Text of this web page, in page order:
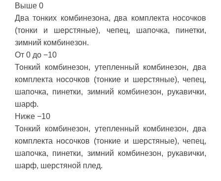
Выше 0
Два тонких комбинезона, два комплекта носочков
(тонки и шерстяные), чепец, шапочка, пинетки,
зимний комбинезон.
От 0 до −10
Тонкий комбинезон, утепленный комбинезон, два
комплекта носочков (тонкие и шерстяные), чепец,
шапочка, пинетки, зимний комбинезон, рукавички,
шарф.
Ниже −10
Тонкий комбинезон, утепленный комбинезон, два
комплекта носочков (тонкие и шерстяные), чепец,
шапочка, пинетки, зимний комбинезон, рукавички,
шарф, шерстяной плед.